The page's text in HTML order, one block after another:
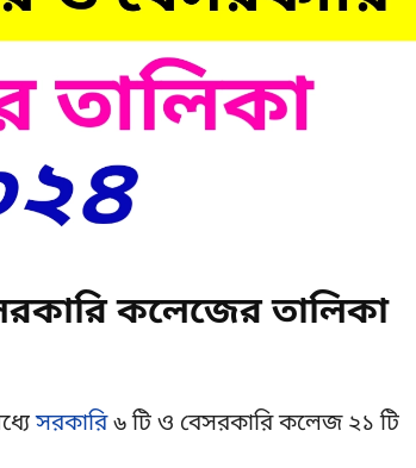
কলেজের তালিকা
সরকারি৬ টি ও বেসরকারি কলেজ ২১ টি